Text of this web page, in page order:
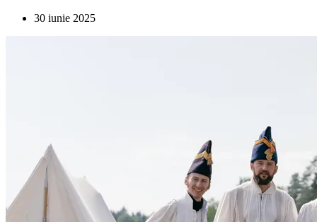
30 iunie 2025